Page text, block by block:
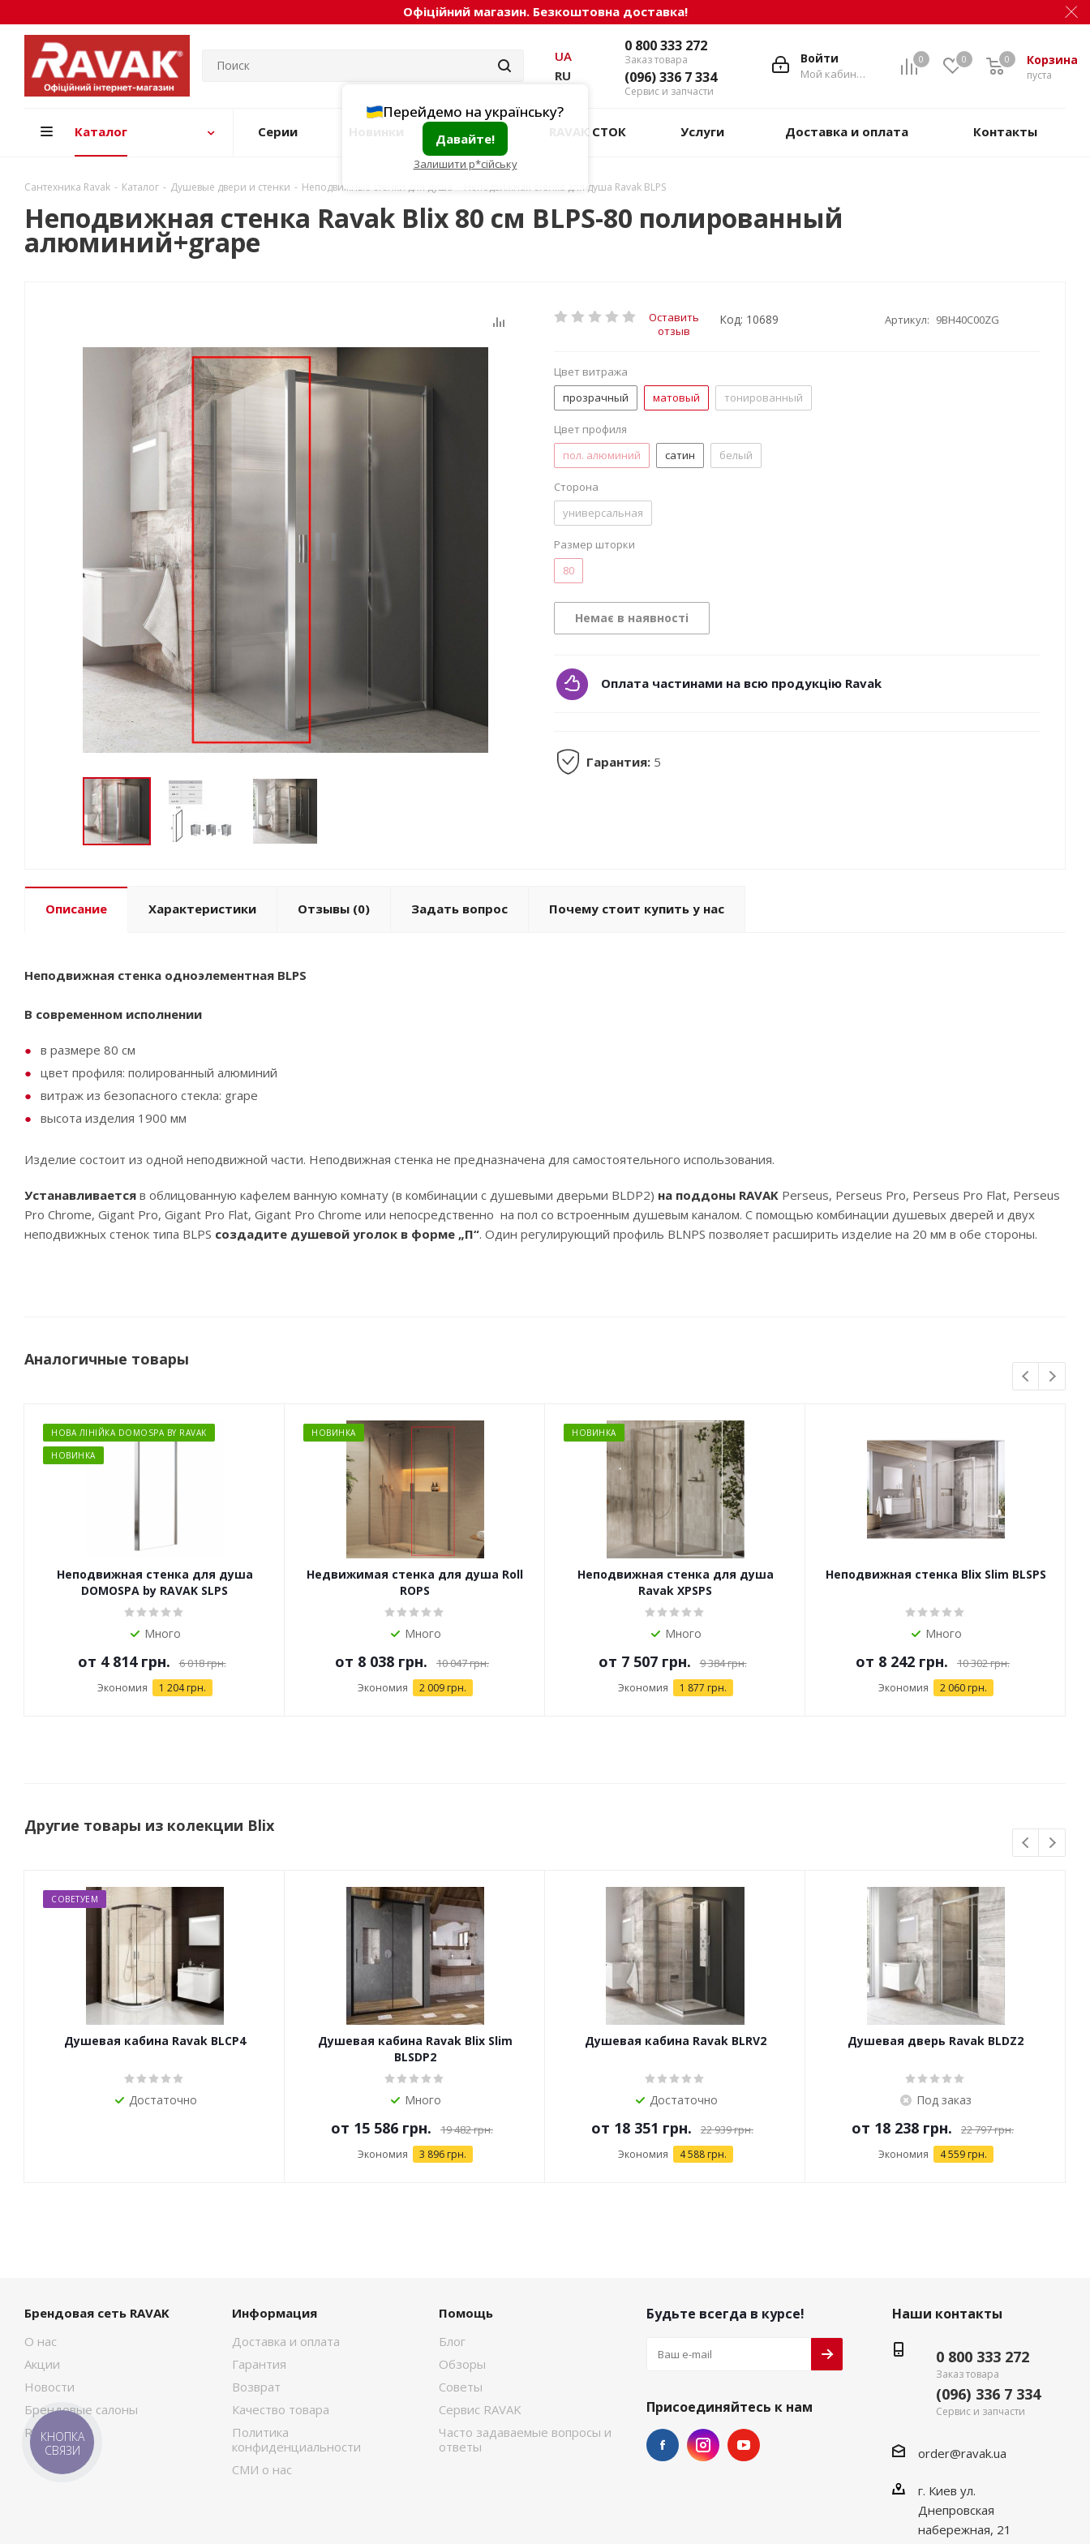
Офіційний магазин. Безкоштовна доставка!
0 0 Корзина
пуста
0
Войти
Мой кабинет
0 800 333 272
Заказ товара
(096) 336 7 334
Сервис и запчасти
UA
RU
Перейдемо на українську?
Давайте!
Залишити р*сійську
Каталог Серии Акции RAVAK СТОК Услуги Доставка и оплата Контакты
Сантехника Ravak - Каталог - Душевые двери и стенки - Неподвижные стенки для душа Неподвижная стенка для душа Ravak BLPS
Неподвижная стенка Ravak Blix 80 см BLPS-80 полированный
алюминий+grape
Оставить
отзыв
Код: 10689 Артикул: 9BH40C00ZG
Цвет витража
прозрачный
матовый тонированный
Цвет профиля
пол. алюминий
сатин белый
Сторона
универсальная
Размер шторки
80
Немає в наявності
Оплата частинами на всю продукцію Ravak
Гарантия: 5
Описание Характеристики Отзывы (0) Задать вопрос Почему стоит купить у нас
Неподвижная стенка одноэлементная BLPS
В современном исполнении
в размере 80 см
цвет профиля: полированный алюминий
витраж из безопасного стекла: grape
высота изделия 1900 мм
Изделие состоит из одной неподвижной части. Неподвижная стенка не предназначена для самостоятельного использования.
Устанавливается в облицованную кафелем ванную комнату (в комбинации с душевыми дверьми BLDP2) на поддоны RAVAK Perseus, Perseus Pro, Perseus Pro Flat, Perseus
Pro Chrome, Gigant Pro, Gigant Pro Flat, Gigant Pro Chrome или непосредственно на пол со встроенным душевым каналом. С помощью комбинации душевых дверей и двух
неподвижных стенок типа BLPS создадите душевой уголок в форме „П“. Один регулирующий профиль BLNPS позволяет расширить изделие на 20 мм в обе стороны.
Аналогичные товары
НОВА ЛІНІЙКА DOMOSPA BY RAVAK
НОВИНКА
Неподвижная стенка для душа
DOMOSPA by RAVAK SLPS
Много
от 4 814 грн. 6 018 грн.
Экономия 1 204 грн.
НОВИНКА
Недвижимая стенка для душа Roll
ROPS
Много
от 8 038 грн. 10 047 грн.
Экономия 2 009 грн.
НОВИНКА
Неподвижная стенка для душа
Ravak XPSPS
Много
от 7 507 грн. 9 384 грн.
Экономия 1 877 грн.
Неподвижная стенка Blix Slim BLSPS
Много
от 8 242 грн. 10 302 грн.
Экономия 2 060 грн.
Другие товары из колекции Blix
СОВЕТУЕМ
Душевая кабина Ravak BLCP4
Достаточно
Душевая кабина Ravak Blix Slim
BLSDP2
Много
от 15 586 грн. 19 482 грн.
Экономия 3 896 грн.
Душевая кабина Ravak BLRV2
Достаточно
от 18 351 грн. 22 939 грн.
Экономия 4 588 грн.
Душевая дверь Ravak BLDZ2
Под заказ
от 18 238 грн. 22 797 грн.
Экономия 4 559 грн.
Брендовая сеть RAVAK
О нас
Акции
Новости
Брендовые салоны
RAVAK Сток
Информация
Доставка и оплата
Гарантия
Возврат
Качество товара
Политика
конфиденциальности
СМИ о нас
Помощь
Блог
Обзоры
Советы
Сервис RAVAK
Часто задаваемые вопросы и
ответы
Будьте всегда в курсе!
Присоединяйтесь к нам
Наши контакты
0 800 333 272
Заказ товара
(096) 336 7 334
Сервис и запчасти
order@ravak.ua
г. Киев ул.
Днепровская
набережная, 21
КНОПКА
СВЯЗИ